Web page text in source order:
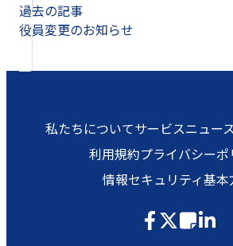
過去の記事
役員変更のお知らせ
私たちについてサービスニュー
利用規約プライバシーポ
情報セキュリティ基本